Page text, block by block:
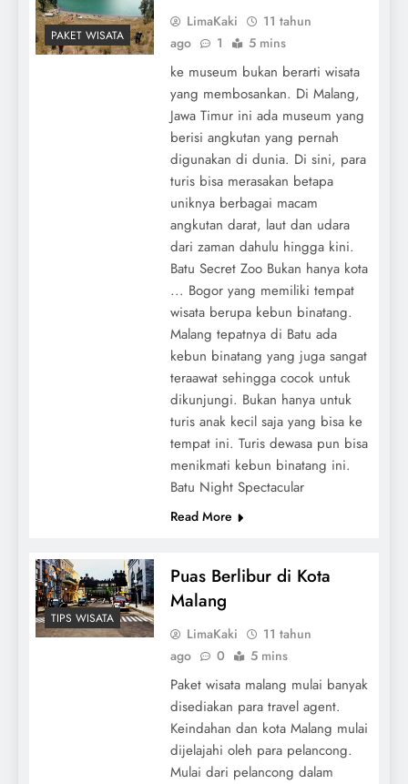
PAKET WISATA
LimaKaki
11 tahun
ago
1 5 mins
ke museum bukan berarti wisata
yang membosankan. Di Malang,
Jawa Timur ini ada museum yang
berisi angkutan yang pernah
digunakan di dunia. Di sini, para
turis bisa merasakan betapa
uniknya berbagai macam
angkutan darat, laut dan udara
dari zaman dahulu hingga kini.
Batu Secret Zoo Bukan hanya kota
... Bogor yang memiliki tempat
wisata berupa kebun binatang.
Malang tepatnya di Batu ada
kebun binatang yang juga sangat
teraawat sehingga cocok untuk
dikunjungi. Bukan hanya untuk
turis anak kecil saja yang bisa ke
tempat ini. Turis dewasa pun bisa
menikmati kebun binatang ini.
Batu Night Spectacular
Read More
TIPS WISATA
Puas Berlibur di Kota
Malang
LimaKaki
11 tahun
ago
0 5 mins
Paket wisata malang mulai banyak
disediakan para travel agent.
Keindahan dan kota Malang mulai
dijelajahi oleh para pelancong.
Mulai dari pelancong dalam